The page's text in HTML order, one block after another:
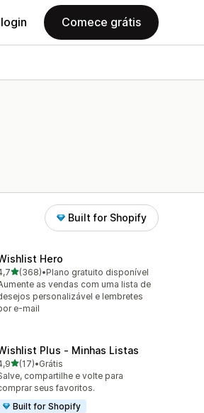
Comece grátis
Built for Shopify
Hero
de 5 estrelas
(368)
avaliações ao todo
•Plano gratuito disponível
as vendas com uma lista de
personalizável e lembretes
e-mail
Plus ‑ Minhas Listas
de 5 estrelas
(17)
avaliações ao todo
•Grátis
compartilhe e volte para
seus favoritos.
Built for Shopify